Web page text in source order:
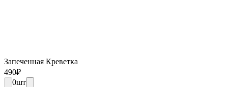
Запеченная Креветка
490₽
0шт